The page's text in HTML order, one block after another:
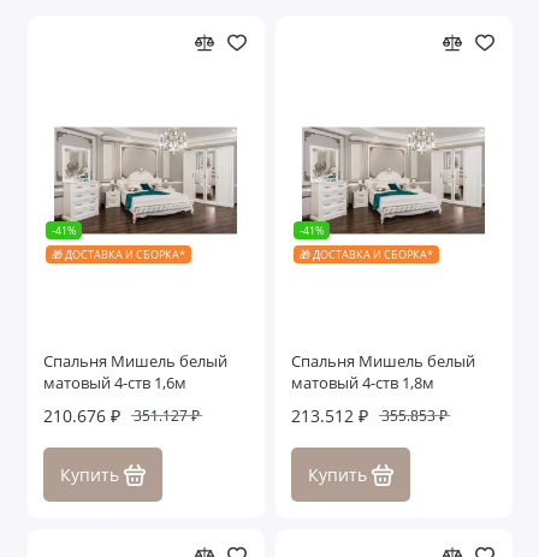
-41%
🎁 ДОСТАВКА И СБОРКА*
Спальня Мишель белый
матовый 4-ств 1,6м
210.676 ₽ 351.127 ₽
Купить
-41%
🎁 ДОСТАВКА И СБОРКА*
Спальня Мишель белый
матовый 4-ств 1,8м
213.512 ₽ 355.853 ₽
Купить